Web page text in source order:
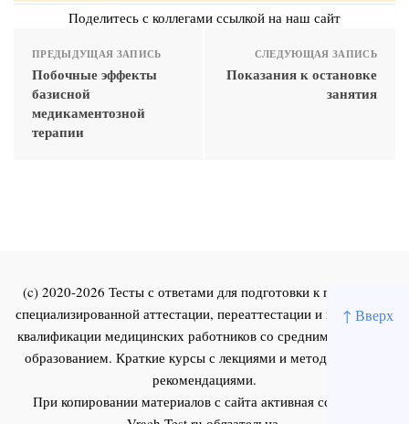
↑ Вверх
Поделитесь с коллегами ссылкой на наш сайт
ПРЕДЫДУЩАЯ ЗАПИСЬ
Побочные эффекты
базисной
медикаментозной
терапии
СЛЕДУЮЩАЯ ЗАПИСЬ
Показания к остановке
занятия
(c) 2020-2026 Тесты с ответами для подготовки к первичной
специализированной аттестации, переаттестации и повышения
квалификации медицинских работников со средним и высшим
образованием. Краткие курсы с лекциями и методическими
рекомендациями.
При копировании материалов с сайта активная ссылка на